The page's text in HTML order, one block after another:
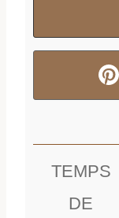
TEMPS
DE